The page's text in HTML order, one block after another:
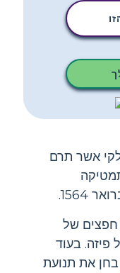
אשר תרם
חפצים של
פיזה. בעוד
בחן את תנועת